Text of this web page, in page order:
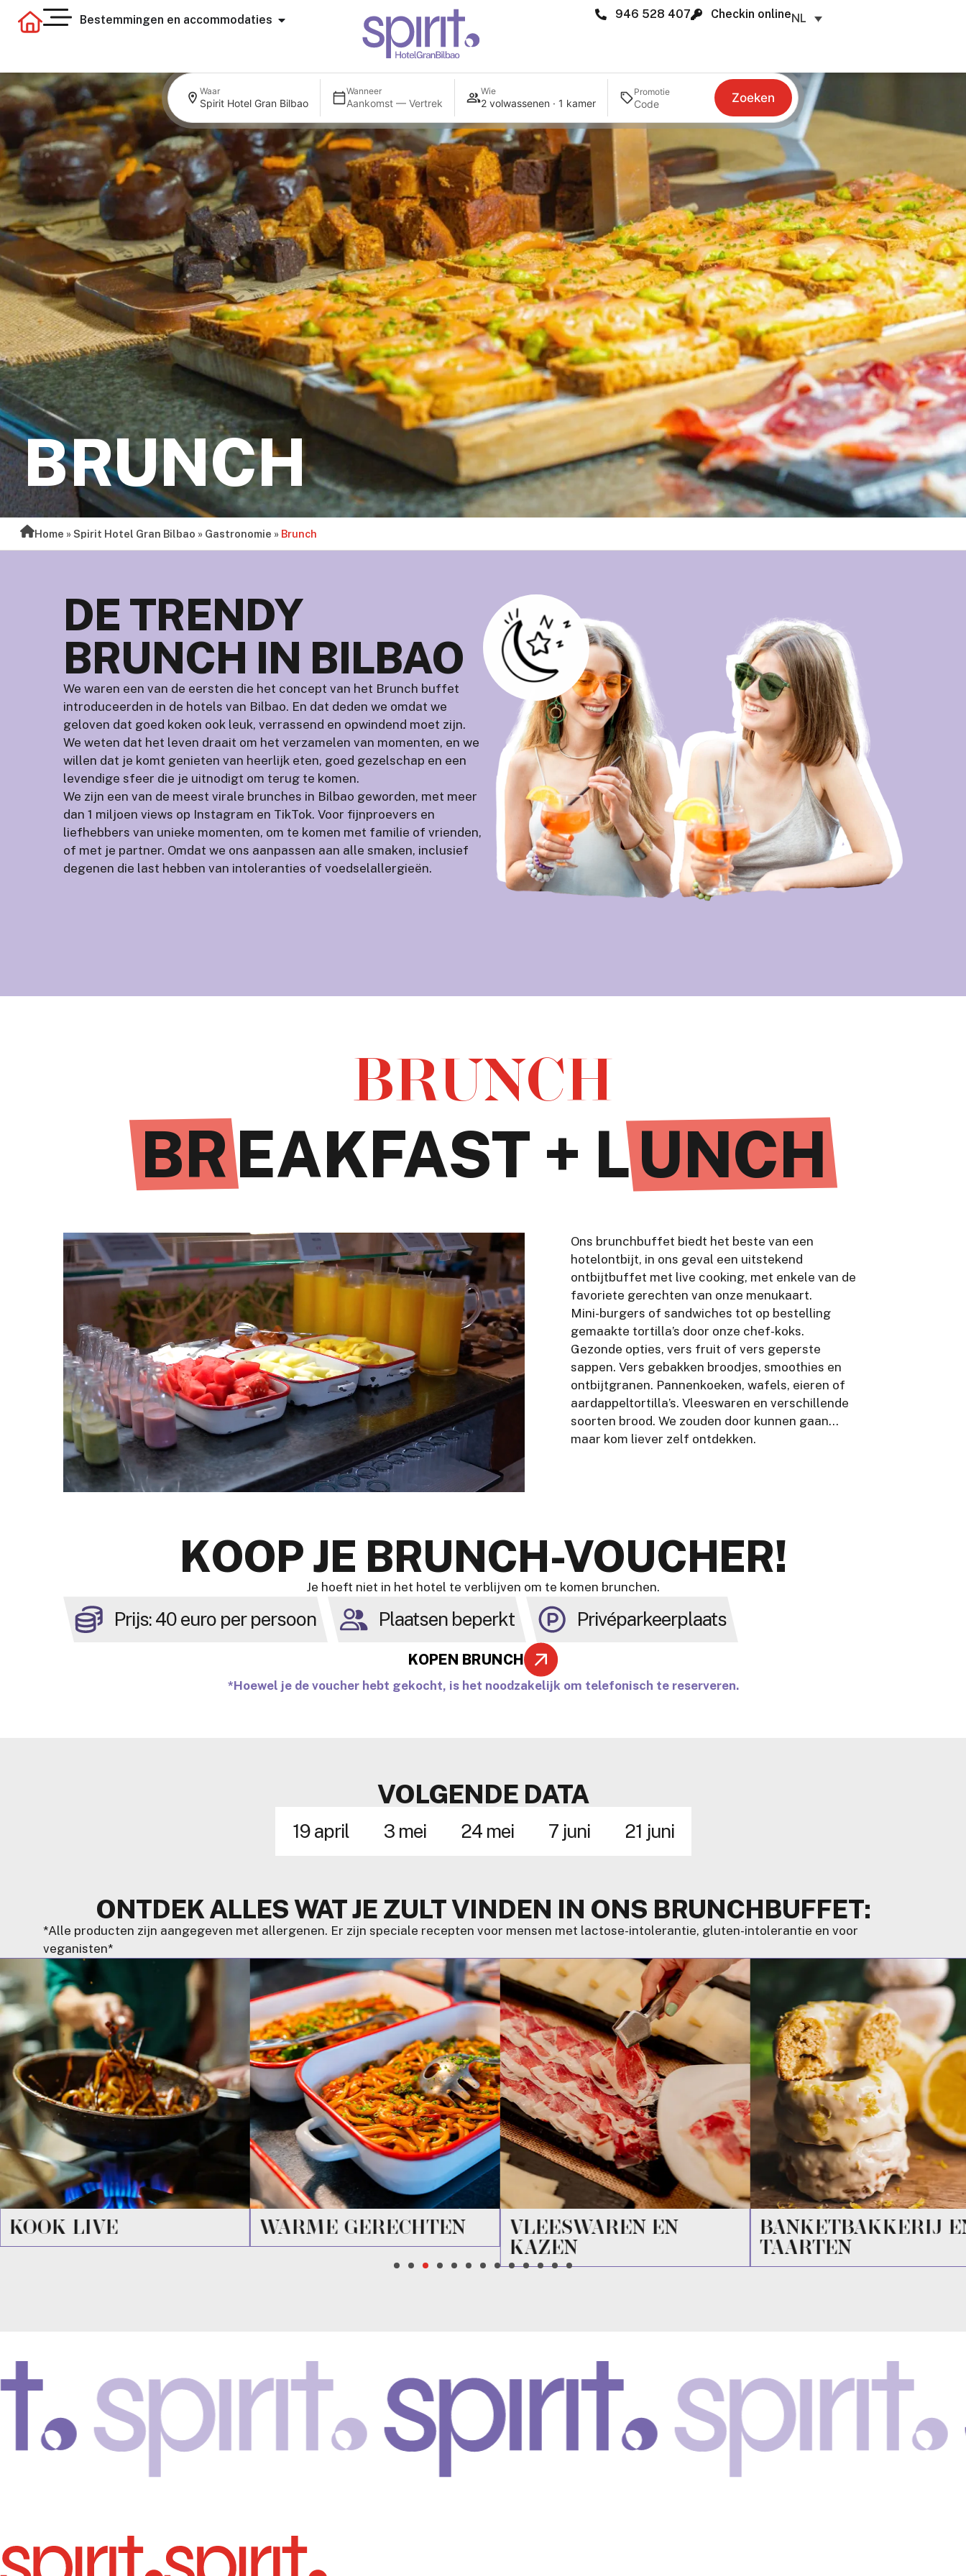
Bestemmingen en accommodaties 946 528 407 Checkin onlineNL
Waar
Spirit Hotel Gran Bilbao
Wanneer
Aankomst — Vertrek
Wie
2 volwassenen · 1 kamer
Promotie Zoeken
BRUNCH
Home »Spirit Hotel Gran Bilbao » Gastronomie » Brunch
DE TRENDY
BRUNCH IN BILBAO
We waren een van de eersten die het concept van het Brunch buffet
introduceerden in de hotels van Bilbao. En dat deden we omdat we
geloven dat goed koken ook leuk, verrassend en opwindend moet zijn.
We weten dat het leven draait om het verzamelen van momenten, en we
willen dat je komt genieten van heerlijk eten, goed gezelschap en een
levendige sfeer die je uitnodigt om terug te komen.
We zijn een van de meest virale brunches in Bilbao geworden, met meer
dan 1 miljoen views op Instagram en TikTok. Voor fijnproevers en
liefhebbers van unieke momenten, om te komen met familie of vrienden,
of met je partner. Omdat we ons aanpassen aan alle smaken, inclusief
degenen die last hebben van intoleranties of voedselallergieën.
BRUNCH
BREAKFAST + LUNCH
Ons brunchbuffet biedt het beste van een
hotelontbijt, in ons geval een uitstekend
ontbijtbuffet met live cooking, met enkele van de
favoriete gerechten van onze menukaart.
Mini-burgers of sandwiches tot op bestelling
gemaakte tortilla’s door onze chef-koks.
Gezonde opties, vers fruit of vers geperste
sappen. Vers gebakken broodjes, smoothies en
ontbijtgranen. Pannenkoeken, wafels, eieren of
aardappeltortilla’s. Vleeswaren en verschillende
soorten brood. We zouden door kunnen gaan…
maar kom liever zelf ontdekken.
KOOP JE BRUNCH-VOUCHER!
Je hoeft niet in het hotel te verblijven om te komen brunchen.
Prijs: 40 euro per persoon Plaatsen beperkt Privéparkeerplaats
KOPEN BRUNCH
*Hoewel je de voucher hebt gekocht, is het noodzakelijk om telefonisch te reserveren.
VOLGENDE DATA
19 april 3 mei 24 mei 7 juni 21 juni
ONTDEK ALLES WAT JE ZULT VINDEN IN ONS BRUNCHBUFFET:
*Alle producten zijn aangegeven met allergenen. Er zijn speciale recepten voor mensen met lactose-intolerantie, gluten-intolerantie en voor
veganisten*
KOOK LIVE WARME GERECHTEN
VLEESWAREN EN
KAZEN
BANKETBAKKERIJ
TAARTEN